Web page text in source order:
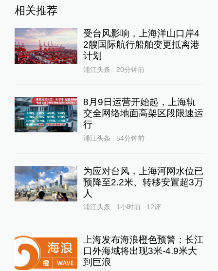
相关推荐
受台风影响，上海洋山口岸4
2艘国际航行船舶变更抵离港
计划
浦江头条 20分钟前
8月9日运营开始起，上海轨
交全网络地面高架区段限速运
行
浦江头条 54分钟前
为应对台风，上海河网水位已
预降至2.2米、转移安置超3万
人
浦江头条 1小时前 12评
上海发布海浪橙色预警：长江
口外海域将出现3米-4.9米大
到巨浪